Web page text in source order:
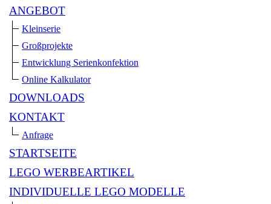
ANGEBOT
Kleinserie
Großprojekte
Entwicklung Serienkonfektion
Online Kalkulator
DOWNLOADS
KONTAKT
Anfrage
STARTSEITE
LEGO WERBEARTIKEL
INDIVIDUELLE LEGO MODELLE